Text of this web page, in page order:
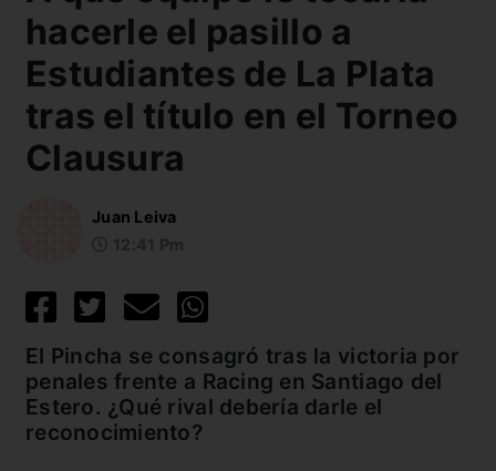
hacerle el pasillo a
Estudiantes de La Plata
tras el título en el Torneo
Clausura
Juan Leiva
El Pincha se consagró tras la victoria por
penales frente a Racing en Santiago del
Estero. ¿Qué rival debería darle el
reconocimiento?